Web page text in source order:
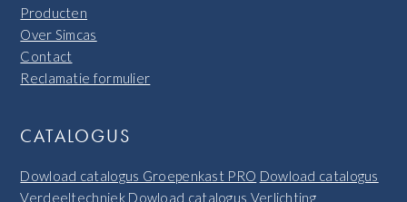
Producten
Over Simcas
Contact
Reclamatie formulier
CATALOGUS
Dowload catalogus Groepenkast PRO Dowload catalogus
Verdeeltechniek Dowload catalogus Verlichting